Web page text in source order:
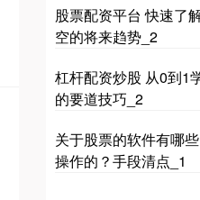
国债指数 229.69
股票配资平台 快速了
空的将来趋势_2
杠杆配资炒股 从0到1
的要道技巧_2
关于股票的软件有哪
操作的？手段清点_1